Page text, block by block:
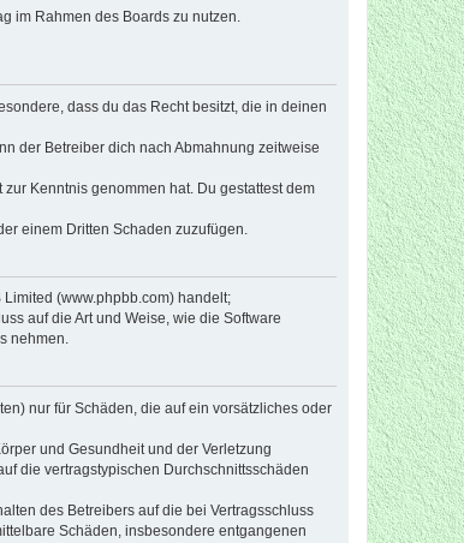
im Rahmen des Boards zu nutzen.
dass du das Recht besitzt, die in deinen
der Betreiber dich nach Abmahnung zeitweise
Kenntnis genommen hat. Du gestattest dem
einem Dritten Schaden zuzufügen.
(www.phpbb.com) handelt;
auf die Art und Weise, wie die Software
nehmen.
nur für Schäden, die auf ein vorsätzliches oder
und Gesundheit und der Verletzung
die vertragstypischen Durchschnittsschäden
des Betreibers auf die bei Vertragsschluss
Schäden, insbesondere entgangenen